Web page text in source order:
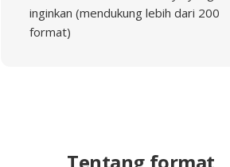
inginkan (mendukung lebih dari 200
format)